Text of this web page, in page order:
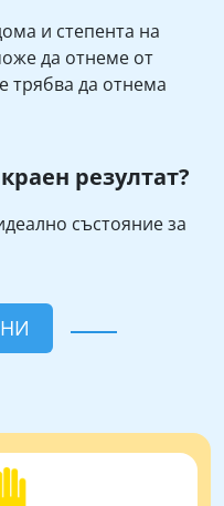
и степента на
да отнеме от
трябва да отнема
резултат?
състояние за